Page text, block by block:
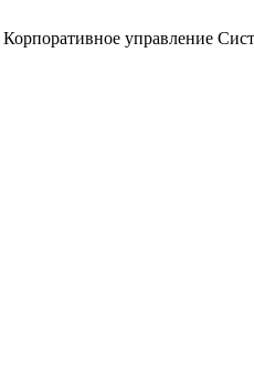
Корпоративное управление